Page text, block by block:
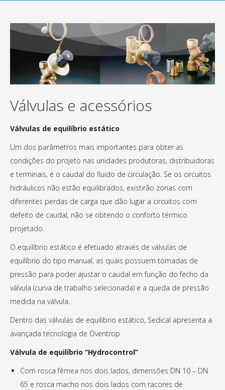
Válvulas e acessórios
Válvulas de equilíbrio estático
Um dos parâmetros mais importantes para obter as
condições do projeto nas unidades produtoras, distribuidoras
e terminais, é o caudal do fluido de circulação. Se os circuitos
hidráulicos não estão equilibrados, existirão zonas com
diferentes perdas de carga que dão lugar a circuitos com
defeito de caudal, não se obtendo o conforto térmico
projetado.
O equilíbrio estático é efetuado através de válvulas de
equilíbrio do tipo manual, as quais possuem tomadas de
pressão para poder ajustar o caudal em função do fecho da
válvula (curva de trabalho selecionada) e a queda de pressão
medida na válvula.
Dentro das válvulas de equilíbrio estático, Sedical apresenta a
avançada tecnologia de Oventrop.
Válvula de equilíbrio “Hydrocontrol”
Com rosca fêmea nos dois lados, dimensões DN 10 – DN
65 e rosca macho nos dois lados com racores de